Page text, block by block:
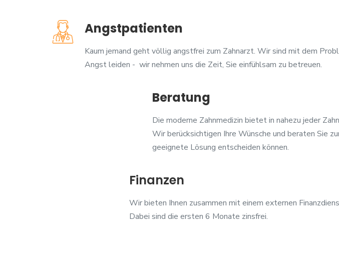
Angstpatienten
Kaum jemand geht völlig angstfrei zum Zahnarzt. Wir sind mit dem
Angst leiden - wir nehmen uns die Zeit, Sie einfühlsam zu betreuen.
Beratung
Die moderne Zahnmedizin bietet in nahezu jeder
Wir berücksichtigen Ihre Wünsche und beraten Sie
geeignete Lösung entscheiden können.
Finanzen
Wir bieten Ihnen zusammen mit einem externen
Dabei sind die ersten 6 Monate zinsfrei.